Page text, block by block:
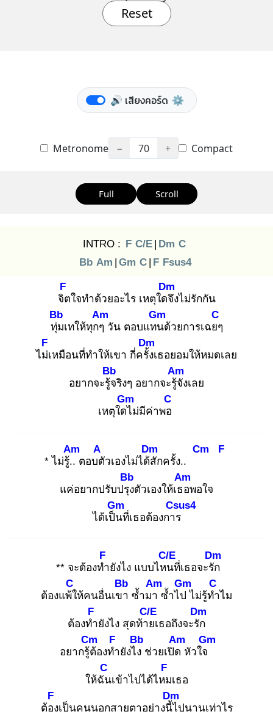
Reset
🔊 เสียงคอร์ด ⚙️
Metronome − 70 + Compact
Full Scroll
INTRO : F C/E | Dm C
Bb Am | Gm C | F Fsus4
จิต
F
ใจทำด้วยอะไร เหตุใดจึ
Dm
งไม่รักกัน
ทุ่ม
Bb
เทให้ทุกๆ
Am
วัน ตอบแทน
Gm
ด้วยการเฉยๆ
C
ไม่เ
F
หมือนที่ทำให้เขา กี่ครั้ง
Dm
เธอยอมให้หมดเลย
อยากจะรู้จ
Bb
ริงๆ อยากจะรู้จั
Am
งเลย
เหตุใดไ
Gm
ม่มีค่าพอ
C
* ไม่รู้..
Am
ตอบตั
A
วเองไม่ได้สั
Dm
กครั้ง..
Cm F
แค่อยากปรับปรุง
Bb
ตัวเองให้เธอ
Am
พอใจ
ได้เป็น
Gm
ที่เธอต้องการ
Csus4
** จะต้องทำ
F
ยังไง แบบไหน
C/E
ที่เธอจะรัก
Dm
ต้องแพ้ใ
C
ห้คนอื่นเขา
Bb
ซ้ำมา
Am
ซ้ำไป
Gm
ไม่รู้ทำ
C
ไม
ต้องทำ
F
ยังไง สุดท้าย
C/E
เธอถึงจะรัก
Dm
อยากรู้ต้
Cm
องทำ
F
ยังไง
Bb
ช่วยเปิด
Am
หัวใจ
Gm
ให้ฉัน
C
เข้าไปได้ไหม
F
เธอ
ต้อง
F
เป็นคนนอกสายตาอย่างนี้ไ
Dm
ปนานเท่าไร